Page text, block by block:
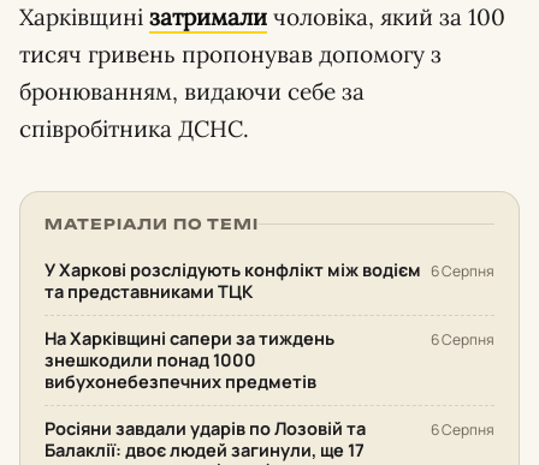
Харківщині затримали чоловіка, який за 100
тисяч гривень пропонував допомогу з
бронюванням, видаючи себе за
співробітника ДСНС.
МАТЕРІАЛИ ПО ТЕМІ
У Харкові розслідують конфлікт між водієм
та представниками ТЦК
6 Серпня
На Харківщині сапери за тиждень
знешкодили понад 1000
вибухонебезпечних предметів
6 Серпня
Росіяни завдали ударів по Лозовій та
Балаклії: двоє людей загинули, ще 17
6 Серпня